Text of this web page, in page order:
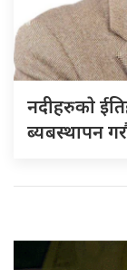
नदीहरुकाे
ब्यबस्थापन